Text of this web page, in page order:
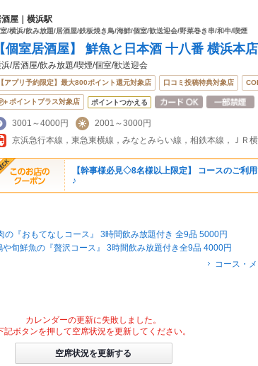
酒屋｜横浜駅
/横浜/飲み放題/居酒屋/鉄板焼き鳥/海鮮/個室/歓送迎会/野菜巻き串/和牛/喫煙
【個室居酒屋】 鮮魚と日本酒 十八番 横浜本店
/居酒屋/飲み放題/喫煙/個室/歓送迎会
【アプリ予約限定】最大800ポイント還元対象店 口コミ投稿特典対象店
ポイントプラス対象店 ポイントつかえる
3001～4000円
2001～3000円
【幹事様必見◇8名様以上限定】 コースのご利
♪
の『おもてなしコース』 3時間飲み放題付き 全9品 5000円
や旬鮮魚の『贅沢コース』 3時間飲み放題付き全9品 4000円
コース・
カレンダーの更新に失敗しました。
記ボタンを押して空席状況を更新してください。
空席状況を更新する